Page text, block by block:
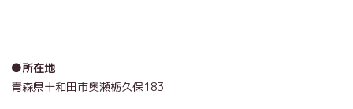
●所在地
青森県十和田市奥瀬栃久保183